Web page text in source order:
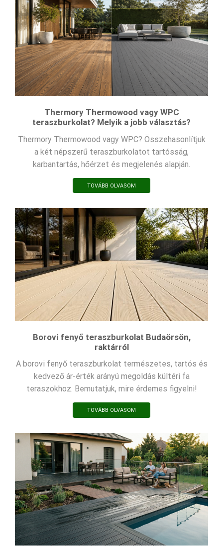
Thermory Thermowood vagy WPC
teraszburkolat? Melyik a jobb választás?
Thermory Thermowood vagy WPC? Összehasonlítjuk
a két népszerű teraszburkolatot tartósság,
karbantartás, hőérzet és megjelenés alapján.
TOVÁBB OLVASOM
Borovi fenyő teraszburkolat Budaörsön,
raktárról
A borovi fenyő teraszburkolat természetes, tartós és
kedvező ár-érték arányú megoldás kültéri fa
teraszokhoz. Bemutatjuk, mire érdemes figyelni!
TOVÁBB OLVASOM